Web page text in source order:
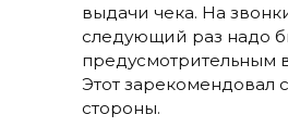
выдачи чека. На
следующий раз надо
предусмотрительным
Этот зарекомендовал
стороны.